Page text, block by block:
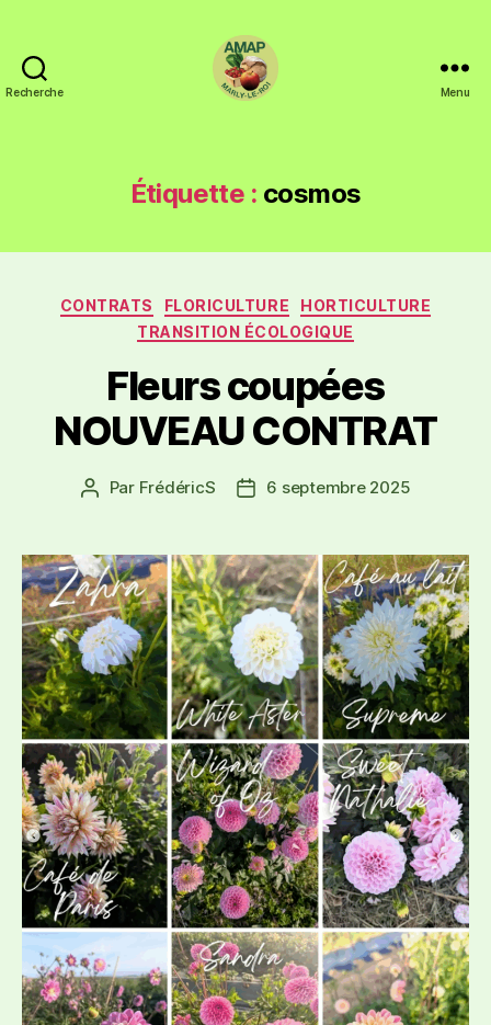
Recherche Menu
Étiquette : cosmos
CONTRATS FLORICULTURE
HORTICULTURE
TRANSITION ÉCOLOGIQUE
Fleurs coupées
NOUVEAU CONTRAT
Par FrédéricS 6 septembre 2025